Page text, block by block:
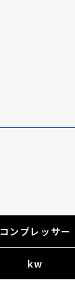
コンプレッサー
kw